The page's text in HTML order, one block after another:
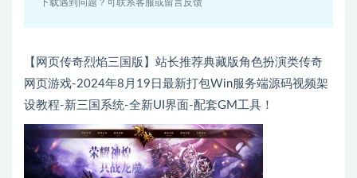
下载遇到问题？可联系客服或留言反馈
【网页传奇烈焰三国版】站长推荐典藏版角色扮演类传奇
网页游戏-2024年8月19日最新打包Win服务端源码视频架
设教程-新三国系统-全新UI界面-配套GM工具！